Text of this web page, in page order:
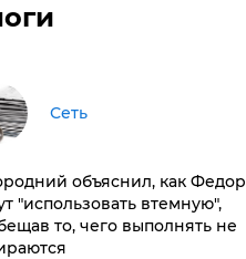
Сеть
объяснил, как
"использовать втемную",
то, чего выполнять не